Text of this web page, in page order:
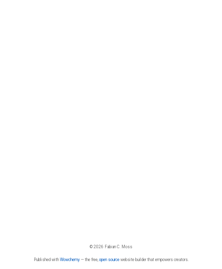
© 2026 Fabian C. Moss
Published with Wowchemy— the free, open sourcewebsite builder that empowers creators.